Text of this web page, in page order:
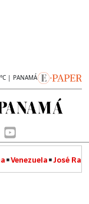
| PANAMÁ
Venezuela José